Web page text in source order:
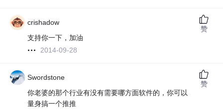
crishadow
支持你一下，加油
2014-09-28
赞
Swordstone
你老婆的那个行业有没有需要哪方面软件的，你可以
量身搞一个推推
赞